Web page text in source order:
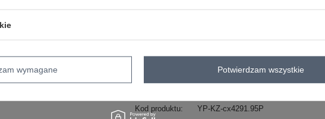
skład materiału: 100% poliester
sposób prania: pranie w pralce w 30°C
Kod produktu
YP-KZ-cx4291.95P
wymagane Potwierdzam wszystkie